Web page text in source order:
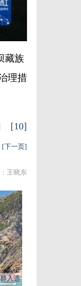
藏族
理措
[10]
[下一页]
王晓东
入选